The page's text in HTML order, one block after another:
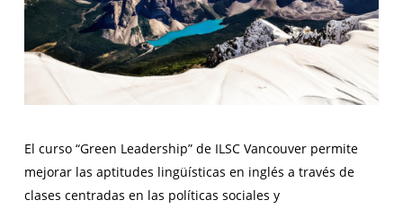
El curso “Green Leadership” de ILSC Vancouver permite
mejorar las aptitudes lingüísticas en inglés a través de
clases centradas en las políticas sociales y